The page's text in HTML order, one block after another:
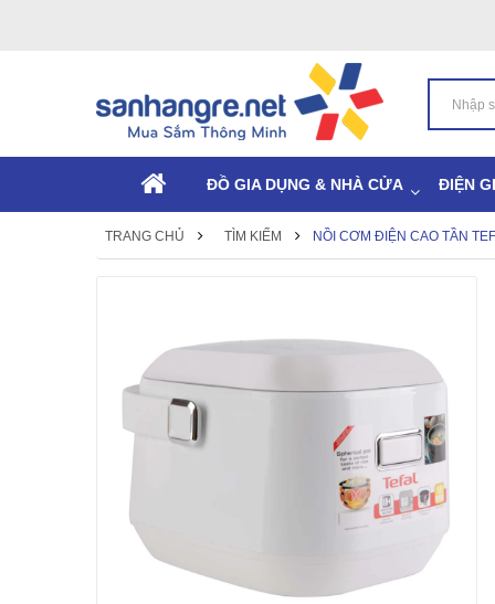
ĐỒ GIA DỤNG & NHÀ CỬA ĐIỆN
TRANG CHỦ TÌM KIẾM NỒI CƠM ĐIỆN CAO TẦN